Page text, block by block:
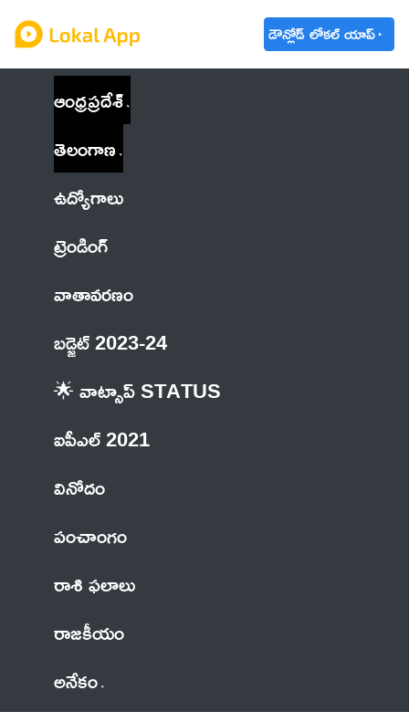
డౌన్లోడ్ లోకల్ యాప్
ఆంధ్రప్రదేశ్
తెలంగాణ
ఉద్యోగాలు
ట్రెండింగ్
వాతావరణం
బడ్జెట్ 2023-24
🌟 వాట్సాప్ STATUS
ఐపీఎల్ 2021
వినోదం
పంచాంగం
రాశి ఫలాలు
రాజకీయం
అనేకం